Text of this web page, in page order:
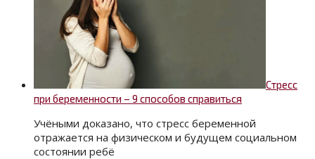
Стресс
при беременности – 9 способов справиться
Учёными доказано, что стресс беременной
отражается на физическом и будущем социальном
состоянии ребё